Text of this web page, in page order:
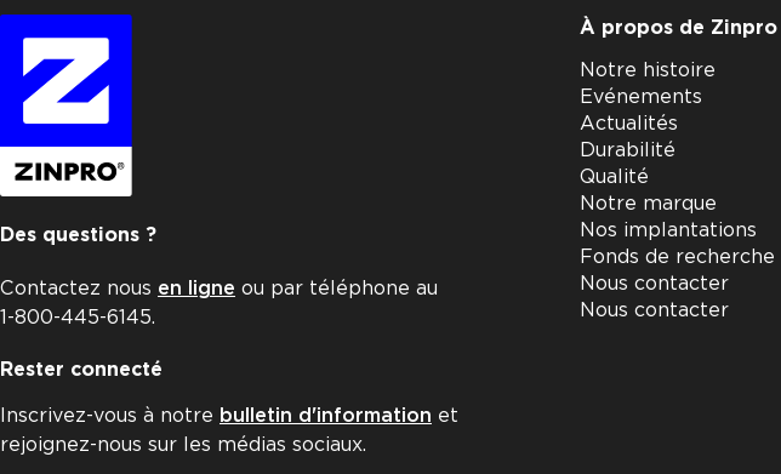
Des questions ?
Contactez nous en ligne ou par téléphone au
1-800-445-6145.
Rester connecté
Inscrivez-vous à notre bulletin d'information et
rejoignez-nous sur les médias sociaux.
À propos de Zinpro
Notre histoire
Evénements
Actualités
Durabilité
Qualité
Notre marque
Nos implantations
Fonds de recherche
Nous contacter
Nous contacter